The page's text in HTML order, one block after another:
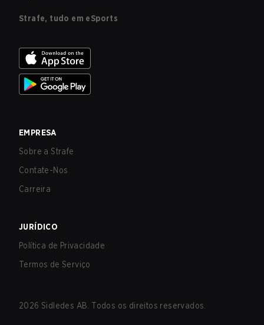
Strafe, tudo em eSports
EMPRESA
Sobre a Strafe
Contate-Nos
Carreira
JURÍDICO
Política de Privacidade
Termos de Serviço
2026 Sidledes AB. Todos os direitos reservados.